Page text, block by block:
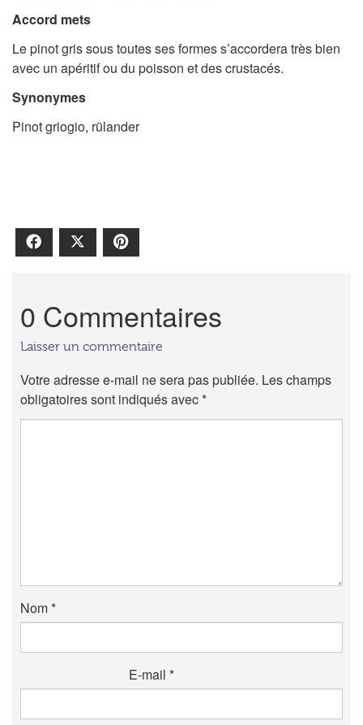
Accord mets
Le pinot gris sous toutes ses formes s’accordera très bien
avec un apéritif ou du poisson et des crustacés.
Synonymes
Pinot griogio, rülander
Facebook
0 Commentaires
Laisser un commentaire
Votre adresse e-mail ne sera pas publiée. Les champs
obligatoires sont indiqués avec*
Nom*
E-mail *